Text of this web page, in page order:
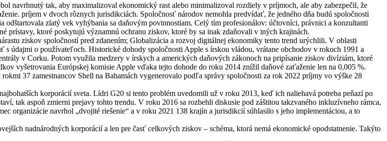
navrhnutý tak, aby maximalizoval ekonomický rast alebo minimalizoval rozdiely v príjmoch, ale aby zabezpečil, že
príjem v dvoch rôznych jurisdikciách. Spoločnosť národov nemohla predvídať, že jedného dňa budú spoločnosti
zlatý vek vyhýbania sa daňovým povinnostiam. Celý tím profesionálov: účtovníci, právnici a konzultanti
prístavy, ktoré poskytujú významnú ochranu ziskov, ktoré by sa inak zdaňovali v iných krajinách.
ziskov spoločností pred zdanením; Globalizácia a rozvoj digitálnej ekonomiky tento trend urýchlili. V oblasti
údajmi o používateľoch. Historické dohody spoločnosti Apple s írskou vládou, vrátane obchodov v rokoch 1991 a
v Corku. Potom využila medzery v írskych a amerických daňových zákonoch na pripísanie ziskov divíziám, ktoré
vyšetrovania Európskej komisie Apple vďaka tejto dohode do roku 2014 znížil daňové zaťaženie len na 0,005 %.
37 zamestnancov Shell na Bahamách vygenerovalo podľa správy spoločnosti za rok 2022 príjmy vo výške 28
korporácií sveta. Lídri G20 si tento problém uvedomili už v roku 2013, keď ich naliehavá potreba peňazí po
tak aspoň zmierni prejavy tohto trendu. V roku 2016 sa rozbehli diskusie pod záštitou takzvaného inkluzívneho rámca,
organizácie navrhol „dvojité riešenie“ a v roku 2021 138 krajín a jurisdikcií súhlasilo s jeho implementáciou, a to
nadnárodných korporácií a len pre časť celkových ziskov – schéma, ktorá nemá ekonomické opodstatnenie. Takýto